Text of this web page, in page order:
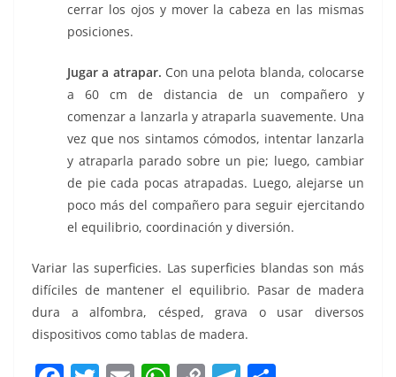
cerrar los ojos y mover la cabeza en las mismas
posiciones.
Jugar a atrapar. Con una pelota blanda, colocarse
a 60 cm de distancia de un compañero y
comenzar a lanzarla y atraparla suavemente. Una
vez que nos sintamos cómodos, intentar lanzarla
y atraparla parado sobre un pie; luego, cambiar
de pie cada pocas atrapadas. Luego, alejarse un
poco más del compañero para seguir ejercitando
el equilibrio, coordinación y diversión.
Variar las superficies. Las superficies blandas son más
difíciles de mantener el equilibrio. Pasar de madera
dura a alfombra, césped, grava o usar diversos
dispositivos como tablas de madera.